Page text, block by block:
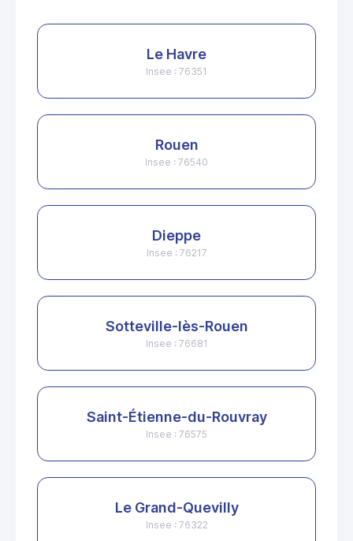
Le Havre
Insee : 76351
Rouen
Insee : 76540
Dieppe
Insee : 76217
Sotteville-lès-Rouen
Insee : 76681
Saint-Étienne-du-Rouvray
Insee : 76575
Le Grand-Quevilly
Insee : 76322